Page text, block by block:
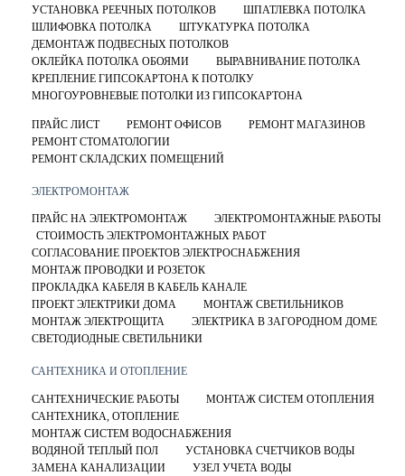
УСТАНОВКА РЕЕЧНЫХ ПОТОЛКОВ
ШПАТЛЕВКА ПОТОЛКА
ШЛИФОВКА ПОТОЛКА
ШТУКАТУРКА ПОТОЛКА
ДЕМОНТАЖ ПОДВЕСНЫХ ПОТОЛКОВ
ОКЛЕЙКА ПОТОЛКА ОБОЯМИ
ВЫРАВНИВАНИЕ ПОТОЛКА
КРЕПЛЕНИЕ ГИПСОКАРТОНА К ПОТОЛКУ
МНОГОУРОВНЕВЫЕ ПОТОЛКИ ИЗ ГИПСОКАРТОНА
ПРАЙС ЛИСТ РЕМОНТ ОФИСОВ
РЕМОНТ МАГАЗИНОВ
РЕМОНТ СТОМАТОЛОГИИ
РЕМОНТ СКЛАДСКИХ ПОМЕЩЕНИЙ
ЭЛЕКТРОМОНТАЖ
ПРАЙС НА ЭЛЕКТРОМОНТАЖ
ЭЛЕКТРОМОНТАЖНЫЕ РАБОТЫ
СТОИМОСТЬ ЭЛЕКТРОМОНТАЖНЫХ РАБОТ
СОГЛАСОВАНИЕ ПРОЕКТОВ ЭЛЕКТРОСНАБЖЕНИЯ
МОНТАЖ ПРОВОДКИ И РОЗЕТОК
ПРОКЛАДКА КАБЕЛЯ В КАБЕЛЬ КАНАЛЕ
ПРОЕКТ ЭЛЕКТРИКИ ДОМА
МОНТАЖ СВЕТИЛЬНИКОВ
МОНТАЖ ЭЛЕКТРОЩИТА
ЭЛЕКТРИКА В ЗАГОРОДНОМ ДОМЕ
СВЕТОДИОДНЫЕ СВЕТИЛЬНИКИ
САНТЕХНИКА И ОТОПЛЕНИЕ
САНТЕХНИЧЕСКИЕ РАБОТЫ
МОНТАЖ СИСТЕМ ОТОПЛЕНИЯ
САНТЕХНИКА, ОТОПЛЕНИЕ
МОНТАЖ СИСТЕМ ВОДОСНАБЖЕНИЯ
ВОДЯНОЙ ТЕПЛЫЙ ПОЛ
УСТАНОВКА СЧЕТЧИКОВ ВОДЫ
ЗАМЕНА КАНАЛИЗАЦИИ
УЗЕЛ УЧЕТА ВОДЫ